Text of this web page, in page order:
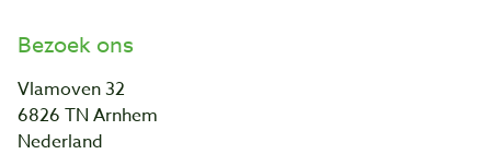
Bezoek ons
Vlamoven 32
6826 TN Arnhem
Nederland